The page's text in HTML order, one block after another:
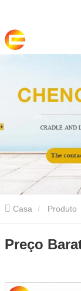
Casa Produto
Preço